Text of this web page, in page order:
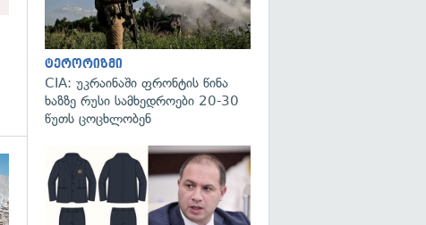
გადახედვა
ტერორიზმი
CIA: უკრაინაში ფრონტის წინა
ხაზზე რუსი სამხედროები 20-30
წუთს ცოცხლობენ